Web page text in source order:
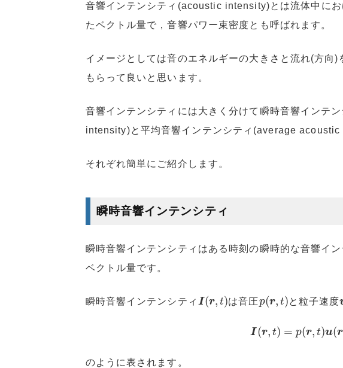
音響インテンシティ(acoustic intensity)とは流体中に
たベクトル量で，音響パワー束密度とも呼ばれます。
イメージとしては音のエネルギーの大きさと流れ(方向
もらって良いと思います。
音響インテンシティには大きく分けて瞬時音響インテ
intensity)と平均音響インテンシティ(average acoustic
それぞれ簡単にご紹介します。
瞬時音響インテンシティ
瞬時音響インテンシティはある時刻の瞬時的な音響イ
ベクトル量です。
瞬時音響インテンシティ I(r, t)
I(r, は音圧p(r, t)
( と粒子速度
I(r, t) = p(r, t)u(r
(r, (r u( t)
のように表されます。